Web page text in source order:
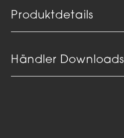
Produktdetails
Händler Downloads